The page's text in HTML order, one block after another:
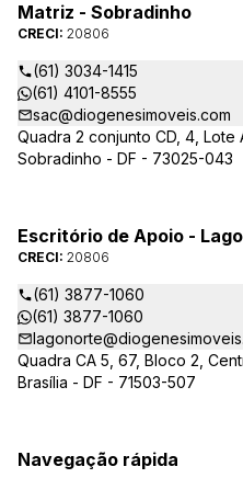
Matriz - Sobradinho
CRECI: 20806
(61) 3034-1415
(61) 4101-8555
sac@diogenesimoveis.com
Quadra 2 conjunto CD, 4, Lote
Sobradinho - DF - 73025-043
Escritório de Apoio -
CRECI: 20806
(61) 3877-1060
(61) 3877-1060
Quadra CA 5, 67, Bloco 2,
Brasília - DF - 71503-507
Navegação rápida